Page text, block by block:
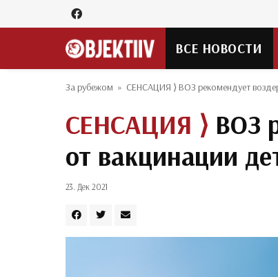
ВСЕ НОВОСТИ
За рубежом » СЕНСАЦИЯ ⟩ ВОЗ рекомендует
СЕНСАЦИЯ ⟩ ВОЗ
от вакцинации
23. Дек 2021